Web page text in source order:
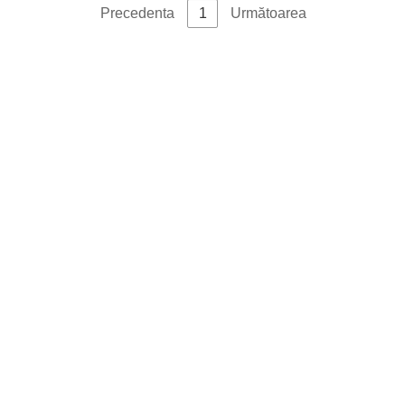
Precedenta 1 Următoarea